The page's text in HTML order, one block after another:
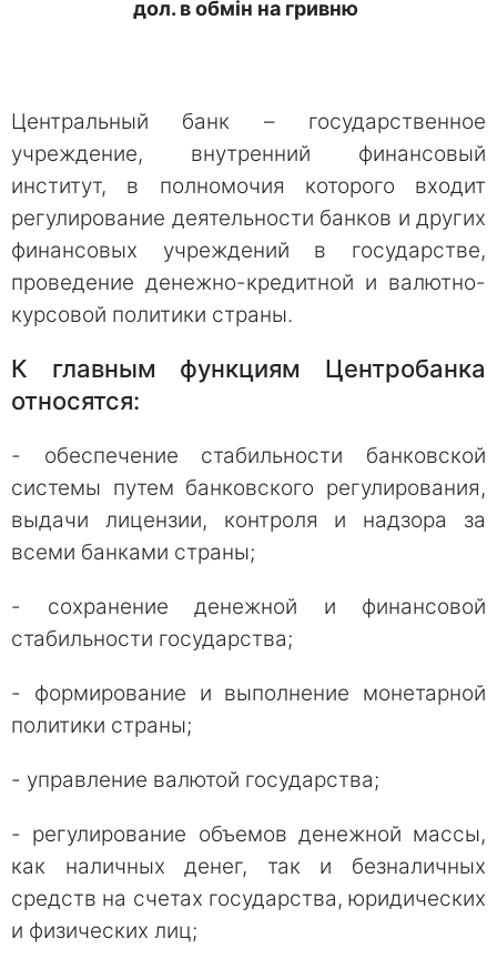
дол. в обмін на гривню
Центральный банк – государственное
учреждение, внутренний финансовый
институт, в полномочия которого входит
регулирование деятельности банков и других
финансовых учреждений в государстве,
проведение денежно-кредитной и валютно-
курсовой политики страны.
К главным функциям Центробанка
относятся:
- обеспечение стабильности банковской
системы путем банковского регулирования,
выдачи лицензии, контроля и надзора за
всеми банками страны;
- сохранение денежной и финансовой
стабильности государства;
- формирование и выполнение монетарной
политики страны;
- управление валютой государства;
- регулирование объемов денежной массы,
как наличных денег, так и безналичных
средств на счетах государства, юридических
и физических лиц;